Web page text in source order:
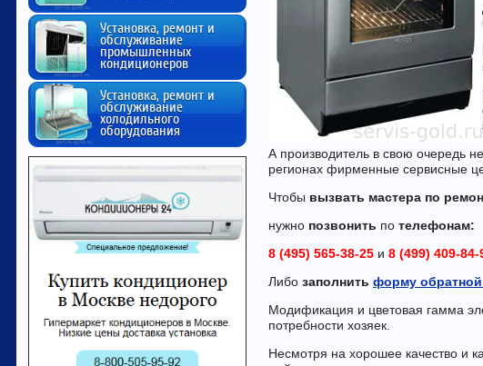
А производитель в свою очередь
регионах фирменные сервисные
Чтобы вызвать мастера по
нужно позвонить по телефонам:
8 (495) 565-38-25 и 8 (499) 409-84-
Либо заполнить форму обратной
Модификация и цветовая гамма
потребности хозяек.
Несмотря на хорошее качество и
Установка, ремонт и
обслуживание
промышленных
кондиционеров
Установка, ремонт и
обслуживание
холодильного
оборудования